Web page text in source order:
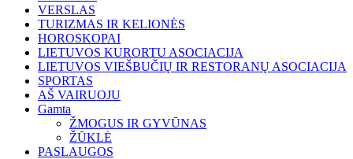
VERSLAS
TURIZMAS IR KELIONĖS
HOROSKOPAI
LIETUVOS KURORTU ASOCIACIJA
LIETUVOS VIEŠBUČIŲ IR RESTORANŲ ASOCIACIJA
SPORTAS
AŠ VAIRUOJU
Gamta
ŽMOGUS IR GYVŪNAS
ŽŪKLĖ
PASLAUGOS